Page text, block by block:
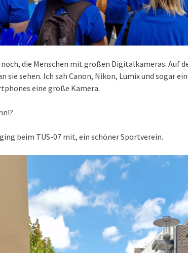
die Menschen mit großen Digitalkameras. Auf
sie sehen. Ich sah Canon, Nikon, Lumix und sogar
eine große Kamera.
beim TUS-07 mit, ein schöner Sportverein.